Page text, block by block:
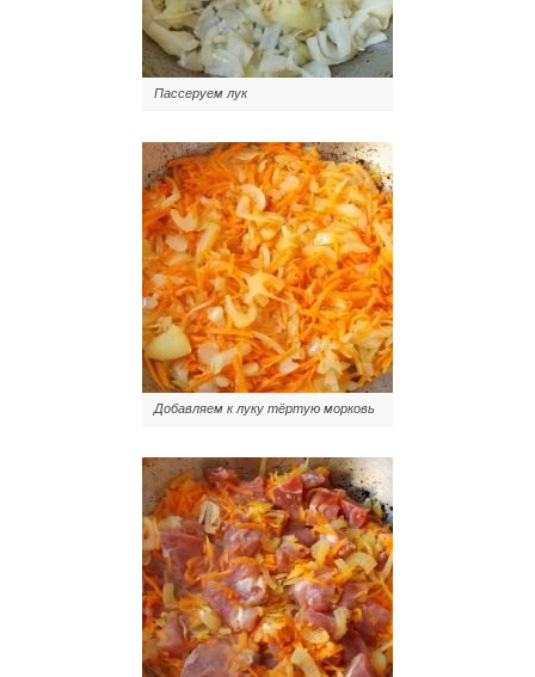
Пассеруем лук
Добавляем к луку тёртую морковь